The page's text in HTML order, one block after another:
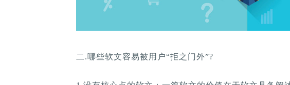
二.哪些软文容易被用户“拒之门外”?